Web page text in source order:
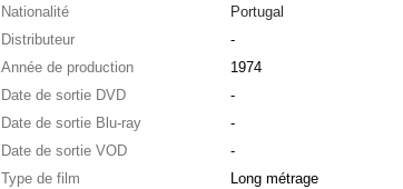
Nationalité
Portugal
Distributeur
-
Année de production
1974
Date de sortie DVD
-
Date de sortie Blu-ray
-
Date de sortie VOD
-
Type de film
Long métrage